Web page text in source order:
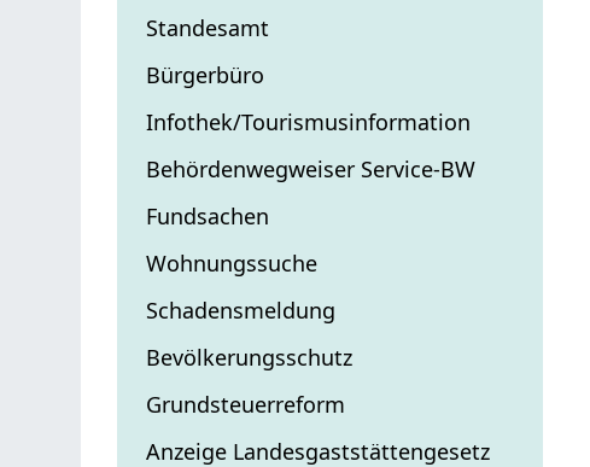
Standesamt
Bürgerbüro
Infothek/Tourismusinformation
Behördenwegweiser Service-BW
Fundsachen
Wohnungssuche
Schadensmeldung
Bevölkerungsschutz
Grundsteuerreform
Anzeige Landesgaststättengesetz